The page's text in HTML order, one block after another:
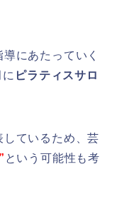
にあたっていく
ピラティスサロ
ているため、芸
という可能性も考